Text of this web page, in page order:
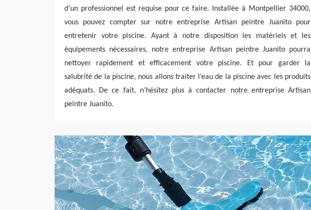
d’un professionnel est requise pour ce faire. Installée à Montpellier 34000,
vous pouvez compter sur notre entreprise Artisan peintre Juanito pour
entretenir votre piscine. Ayant à notre disposition les matériels et les
équipements nécessaires, notre entreprise Artisan peintre Juanito pourra
nettoyer rapidement et efficacement votre piscine. Et pour garder la
salubrité de la piscine, nous allons traiter l’eau de la piscine avec les produits
adéquats. De ce fait, n’hésitez plus à contacter notre entreprise Artisan
peintre Juanito.